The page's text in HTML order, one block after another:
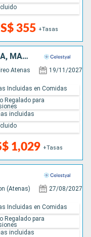
355 +Tasas
GRECIA, TURQUÍA, ITALIA, ESPAÑA, MARRUECOS, FRANCIA
Atenas 19/11/2027
1,029 +Tasas
Incluidas en Comidas
Regalado para
incluidas
(Atenas) 27/08/2027
Incluidas en Comidas
Regalado para
incluidas